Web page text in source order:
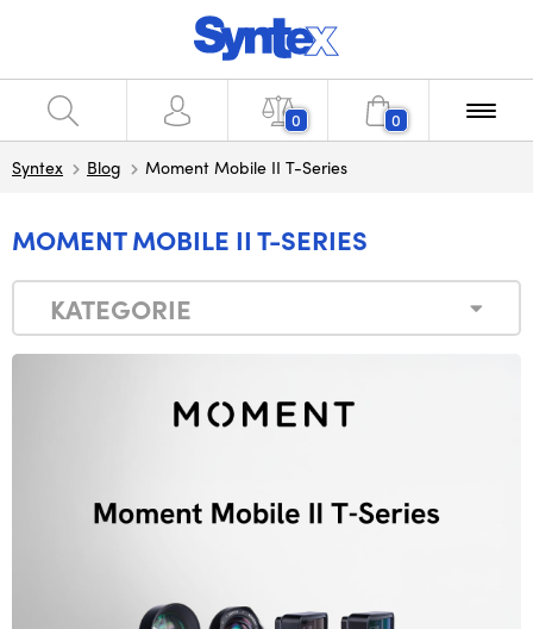
0 0
Syntex Blog Moment Mobile II T-Series
MOMENT MOBILE II T-SERIES
KATEGORIE